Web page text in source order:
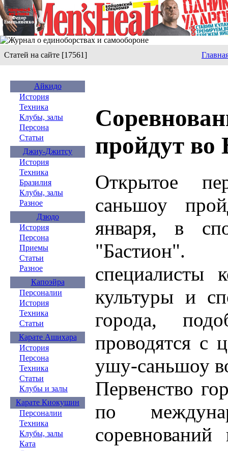
Статей на сайте [17561]
Айкидо
История
Техника
Клубы, залы
Персона
Статьи
Джиу-Джитсу
История
Техника
Бразилия
Клубы, залы
Разное
Дзюдо
История
Персона
Приемы
Статьи
Разное
Капоэйра
Персоналии
История
Техника
Статьи
Карате Ашихара
История
Персона
Техника
Статьи
Клубы и залы
Карате Киокушин
Персоналии
Техника
Клубы, залы
Ката
пройдут во
Открытое
саньшоу
января, в
специалисты
культуры и
города,
проводятся с
ушу-саньшоу
Первенство
по